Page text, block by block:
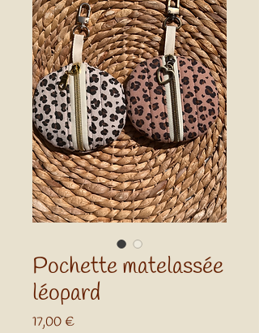
Pochette matelassée
léopard
17,00 €Prix